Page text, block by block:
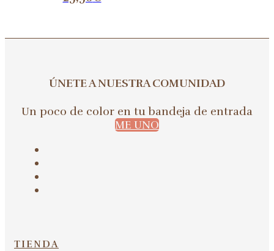
ÚNETE A NUESTRA COMUNIDAD
Un poco de color en tu bandeja de entrada
ME UNO
TIENDA